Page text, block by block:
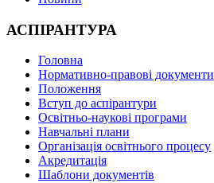
АСПІРАНТУРА
Головна
Нормативно-правові документи
Положення
Вступ до аспірантури
Освітньо-наукові програми
Навчальні плани
Організація освітнього процесу
Акредитація
Шаблони документів